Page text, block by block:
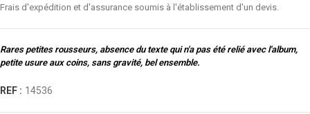
Frais d'expédition et d'assurance soumis à l'établissement d'un devis.
Rares petites rousseurs, absence du texte qui n'a pas été relié avec l'album,
petite usure aux coins, sans gravité, bel ensemble.
REF : 14536